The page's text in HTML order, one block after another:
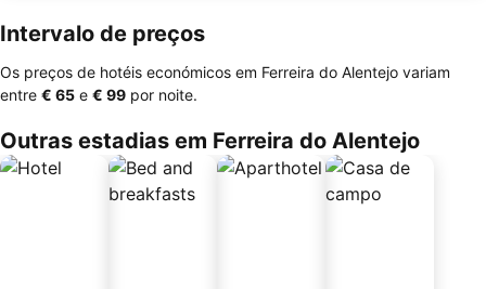
Intervalo de preços
Os preços de hotéis económicos em Ferreira do Alentejo variam
entre ‎€ 65 e ‎€ 99 por noite.
Outras estadias em Ferreira do Alentejo